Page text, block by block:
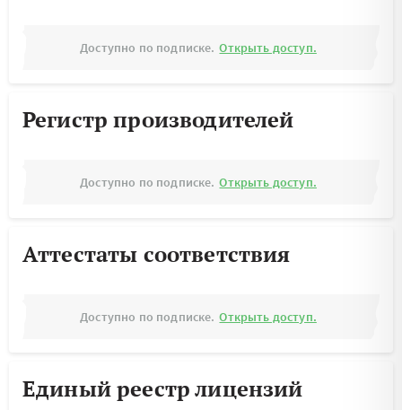
Доступно по подписке. Открыть доступ.
Регистр производителей
Доступно по подписке. Открыть доступ.
Аттестаты соответствия
Доступно по подписке. Открыть доступ.
Единый реестр лицензий